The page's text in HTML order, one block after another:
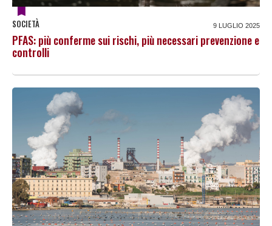
SOCIETÀ 9 LUGLIO 2025
PFAS: più conferme sui rischi, più necessari prevenzione e
controlli